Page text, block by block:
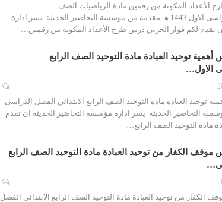
الأعداد المكونة من رقمين مادة الرياضيات الصف
الثالث الابتدائي الفصل الدراسى الاول 1443 هـ مقدمة من موسسة التحاضير الحديثة يسر ادارة
تقدم لكم فواز الحربي درس طرح الأعداد المكونة من رقمين…
توحيد العبادة مادة التوحيد الصف الرابع
الاول…
توحيد العبادة مادة التوحيد الصف الرابع الابتدائي الفصل الدراسى
من موسسة التحاضير الحديثة يسر ادارة مؤسسة التحاضير الحديثة ان تقدم
مادة التوحيد الصف الرابع…
الكفار من توحيد العبادة مادة التوحيد الصف الرابع
الكفار من توحيد العبادة مادة التوحيد الصف الرابع الابتدائي الفصل